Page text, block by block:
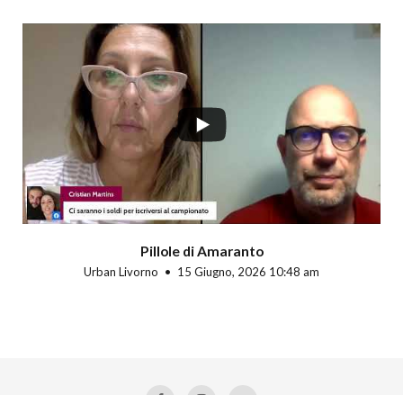
Pillole di Amaranto
Urban Livorno 15 Giugno, 2026 10:48 am